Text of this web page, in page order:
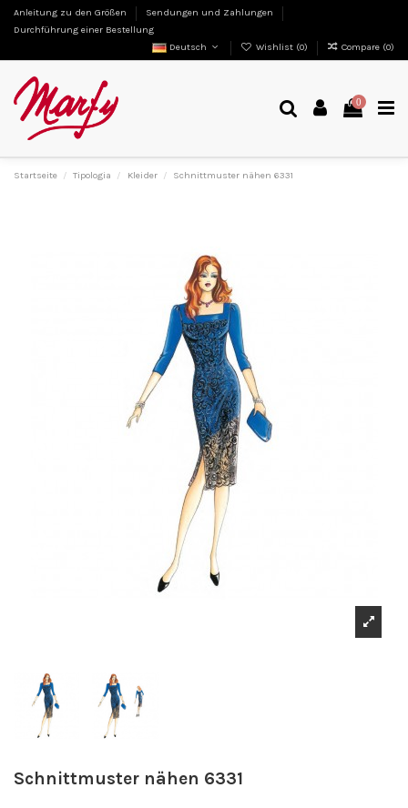
Anleitung zu den Größen
Sendungen und Zahlungen
Durchführung einer Bestellung
Deutsch
Wishlist (0) Compare (0)
0
Startseite Tipologia Kleider Schnittmuster nähen 6331
Schnittmuster nähen 6331